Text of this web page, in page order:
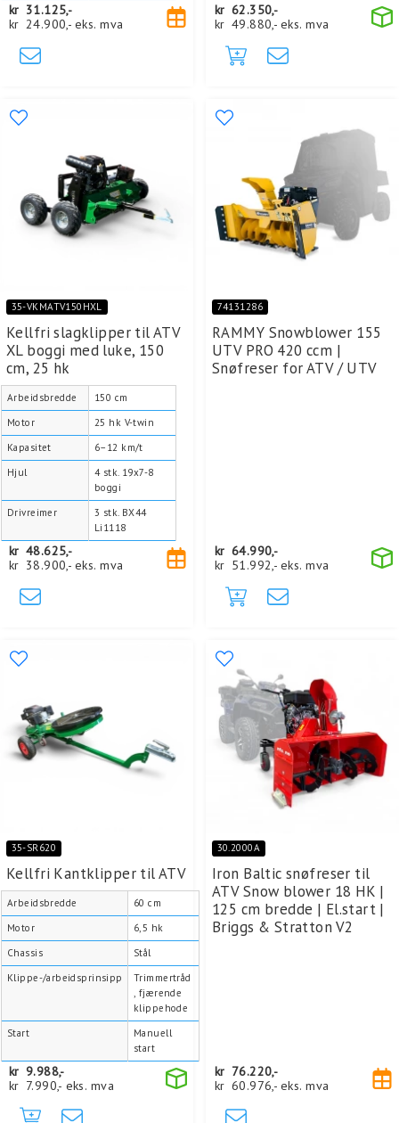
kr 31.125,-
kr 24.900,- eks. mva
kr 62.350,-
kr 49.880,- eks. mva
35-VKMATV150HXL
Kellfri slagklipper til ATV
XL boggi med luke, 150
cm, 25 hk
Arbeidsbredde
150 cm
Motor
25 hk V-twin
Kapasitet
6–12 km/t
Hjul
4 stk. 19x7-8
boggi
Drivreimer
3 stk. BX44
Li1118
kr 48.625,-
kr 38.900,- eks. mva
74131286
RAMMY Snowblower 155
UTV PRO 420 ccm |
Snøfreser for ATV / UTV
kr 64.990,-
kr 51.992,- eks. mva
35-SR620
Kellfri Kantklipper til ATV
Arbeidsbredde
60 cm
Motor
6,5 hk
Chassis
Stål
Klippe-/arbeidsprinsipp
Trimmertråd
, fjærende
klippehode
Start
Manuell
start
kr 9.988,-
kr 7.990,- eks. mva
30.2000A
Iron Baltic snøfreser til
ATV Snow blower 18 HK |
125 cm bredde | El.start |
Briggs & Stratton V2
kr 76.220,-
kr 60.976,- eks. mva